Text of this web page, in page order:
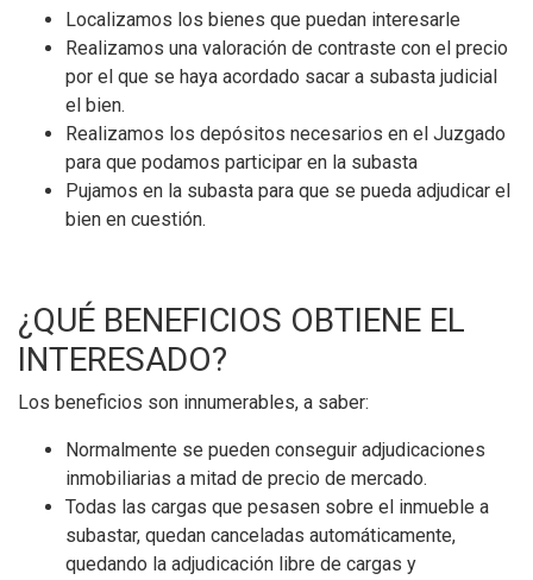
Localizamos los bienes que puedan interesarle
Realizamos una valoración de contraste con el precio
por el que se haya acordado sacar a subasta judicial
el bien.
Realizamos los depósitos necesarios en el Juzgado
para que podamos participar en la subasta
Pujamos en la subasta para que se pueda adjudicar el
bien en cuestión.
¿QUÉ BENEFICIOS OBTIENE EL
INTERESADO?
Los beneficios son innumerables, a saber:
Normalmente se pueden conseguir adjudicaciones
inmobiliarias a mitad de precio de mercado.
Todas las cargas que pesasen sobre el inmueble a
subastar, quedan canceladas automáticamente,
quedando la adjudicación libre de cargas y